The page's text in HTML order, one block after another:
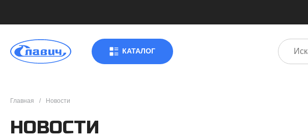
КАТАЛОГ
Главная Новости
НОВОСТИ